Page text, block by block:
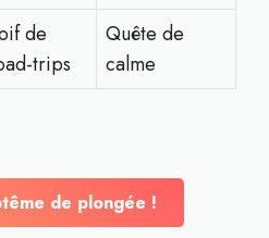
de
trips
Quête de
calme
de plongée !